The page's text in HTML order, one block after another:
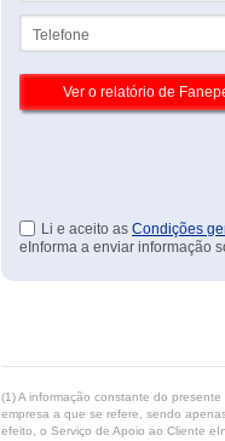
Li e aceito as Condições
eInforma a enviar informação
(1) A informação constante do
empresa a que se refere, sendo
efeito, o Serviço de Apoio ao Cliente